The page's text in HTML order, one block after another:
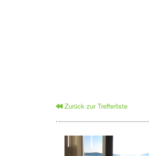
Zurück zur Trefferliste